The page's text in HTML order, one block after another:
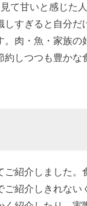
て甘いと感じた
しすぎると自分だ
。肉・魚・家族の
約しつつも豊かな
ご紹介しました。
ご紹介しきれない